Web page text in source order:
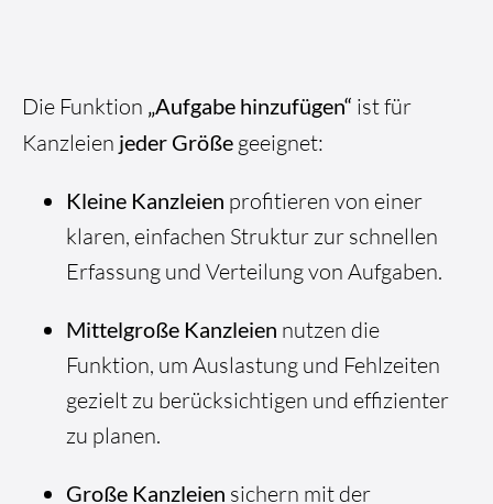
Die Funktion „Aufgabe hinzufügen“ ist für
Kanzleien jeder Größegeeignet:
Kleine Kanzleien profitieren von einer
klaren, einfachen Struktur zur schnellen
Erfassung und Verteilung von Aufgaben.
Mittelgroße Kanzleien nutzen die
Funktion, um Auslastung und Fehlzeiten
gezielt zu berücksichtigen und effizienter
zu planen.
Große Kanzleien sichern mit der